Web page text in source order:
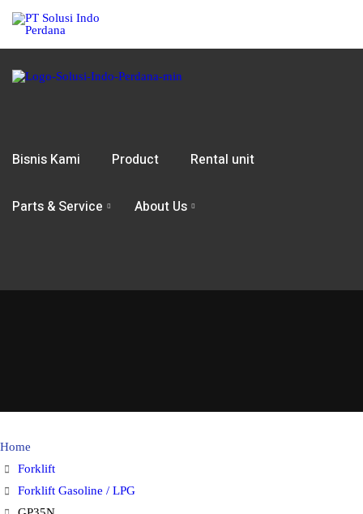
Bisnis Kami Product Rental unit
Parts & Service About Us
Home
Forklift
Forklift Gasoline / LPG